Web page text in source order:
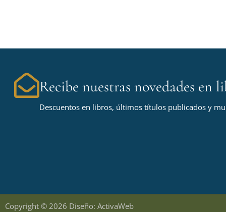
Recibe nuestras novedades en
Descuentos en libros, últimos títulos publicados y
Copyright © 2026 Diseño: ActivaWeb